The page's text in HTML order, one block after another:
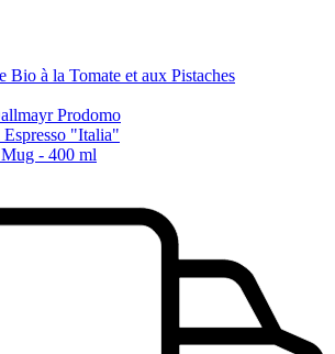
Bio à la Tomate et aux Pistaches
Prodomo
Espresso "Italia"
- 400 ml